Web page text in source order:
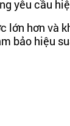
yêu cầu
lớn hơn và
bảo hiệu